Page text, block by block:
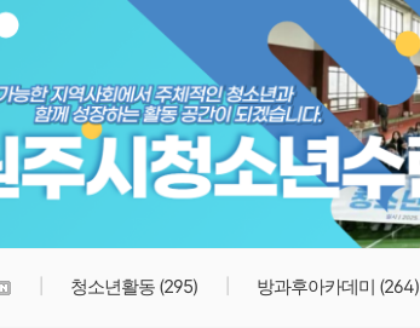
원주시청소년수련관
청소년활동 (295) 방과후아카데미 (264)